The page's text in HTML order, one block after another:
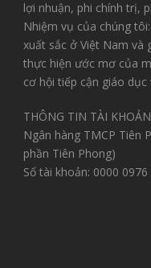
lợi nhuận, phi chính trị,
Nhiệm vụ của chúng
xuất sắc ở Việt Nam và
thực hiện ước mơ của
cơ hội tiếp cận giáo
THÔNG TIN TÀI
Ngân hàng TMCP Tiên
phần Tiên Phong)
Số tài khoản: 0000